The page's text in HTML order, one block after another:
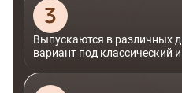
Выпускаются в различных
вариант под классический